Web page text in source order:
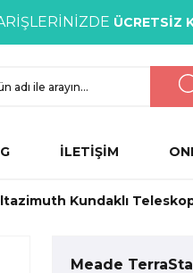
ÜCRETSİZ
İLETİŞİM
Kundaklı
Meade